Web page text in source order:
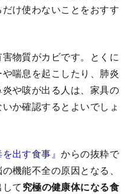
け使わないことをおすす
物質がカビです。とくに
喘息を起こしたり、肺炎
や咳が出る人は、家具の
か確認するとよいでしょ
を出す食事』からの抜粋で
機能不全の原因となる、
して究極の健康体になる食